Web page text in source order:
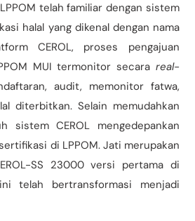
telah familiar dengan sistem
halal yang dikenal dengan nama
CEROL, proses pengajuan
MUI termonitor secara real-
audit, memonitor fatwa,
diterbitkan. Selain memudahkan
sistem CEROL mengedepankan
di LPPOM. Jati merupakan
SS 23000 versi pertama di
telah bertransformasi menjadi